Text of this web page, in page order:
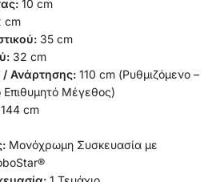
10 cm
cm
35 cm
32 cm
Ανάρτησης: 110 cm (Ρυθμιζόμενο –
Επιθυμητό Μέγεθος)
144 cm
Μονόχρωμη Συσκευασία με